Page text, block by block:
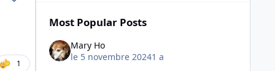
1
Most Popular Posts
Mary Ho
le 5 novembre 20241 a